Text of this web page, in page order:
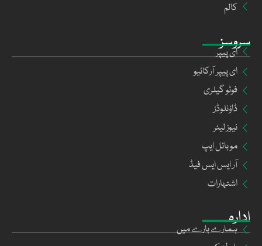
ادارہ
ہمارے بارے میں
سروسز
ای پیپر
ای پیپر آرکائیو
فوٹو گیلری
ڈاؤنلوڈز
نیوز لیٹر
موبائل ایپ
آر ایس ایس فیڈ
اشتہارات
کالم